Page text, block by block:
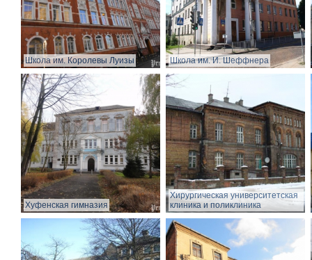
Школа им. Королевы Луизы Школа им. И. Шеффнера
Хуфенская гимназия
Хирургическая университетская
клиника и поликлиника